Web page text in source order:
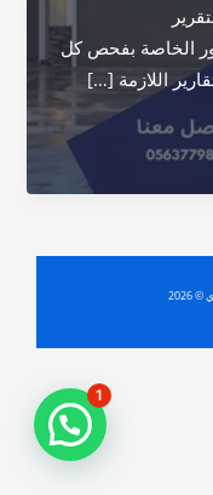
الخاصة بفحص كل
اللازمة […]
1